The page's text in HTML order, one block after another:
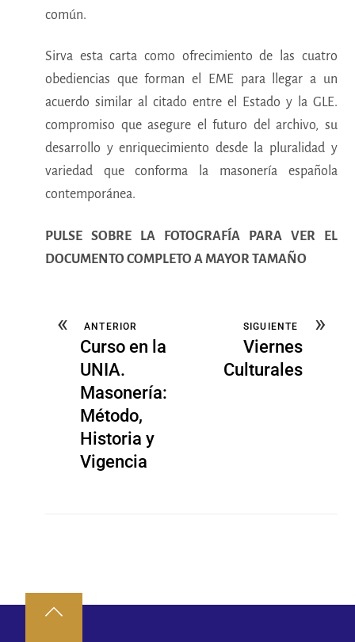
común.
Sirva esta carta como ofrecimiento de las cuatro
obediencias que forman el EME para llegar a un
acuerdo similar al citado entre el Estado y la GLE.
compromiso que asegure el futuro del archivo, su
desarrollo y enriquecimiento desde la pluralidad y
variedad que conforma la masonería española
contemporánea.
PULSE SOBRE LA FOTOGRAFÍA PARA VER EL
DOCUMENTO COMPLETO A MAYOR TAMAÑO
« ANTERIOR
Curso en la
UNIA.
Masonería:
Método,
Historia y
Vigencia
»
SIGUIENTE
Viernes
Culturales